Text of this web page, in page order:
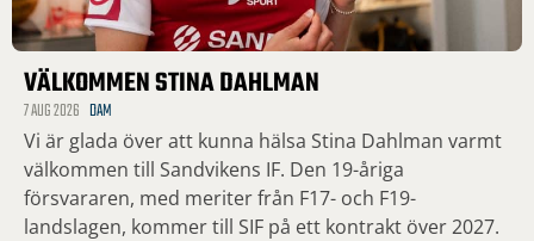
VÄLKOMMEN STINA DAHLMAN
7 AUG 2026 DAM
Vi är glada över att kunna hälsa Stina Dahlman varmt
välkommen till Sandvikens IF. Den 19-åriga
försvararen, med meriter från F17- och F19-
landslagen, kommer till SIF på ett kontrakt över 2027.